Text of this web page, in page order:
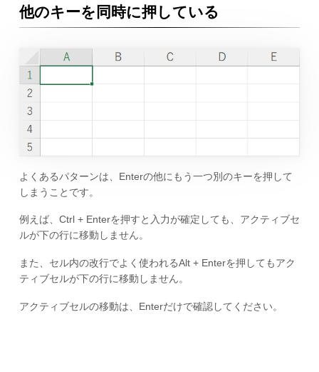
他のキーを同時に押している
よくあるパターンは、Enterの他にもう一つ別のキーを押して
しまうことです。
例えば、Ctrl + Enterを押すと入力が確定しても、アクティブセ
ルが下の行に移動しません。
また、セル内の改行でよく使われるAlt + Enterを押してもアク
ティブセルが下の行に移動しません。
アクティブセルの移動は、Enterだけで確認してください。